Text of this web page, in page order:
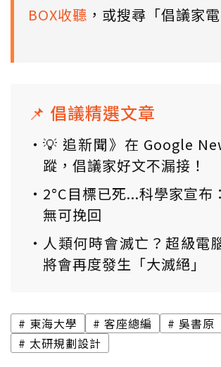
BOX收聽 ，或搜尋「倡議家
📌 倡議精選文章
💡 追新聞》在 Google
蹤，倡議家好文不漏接！
2°C目標已死...科學家宣布
無可挽回
人類何時會滅亡？超級電
將會再度發生「大滅絕」
東海大學 客座總編 吳書原
太研規劃設計